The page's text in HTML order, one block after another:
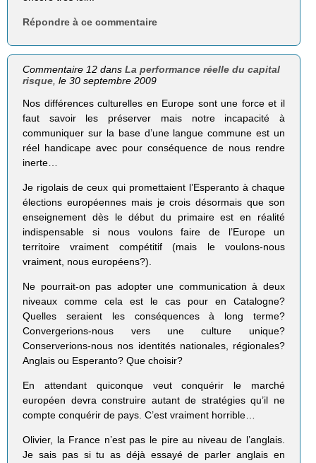
Répondre à ce commentaire
Commentaire 12 dansLa performance réelle du capital
risque , le 30 septembre 2009
Nos différences culturelles en Europe sont une force et il
faut savoir les préserver mais notre incapacité à
communiquer sur la base d’une langue commune est un
réel handicape avec pour conséquence de nous rendre
inerte…
Je rigolais de ceux qui promettaient l’Esperanto à chaque
élections européennes mais je crois désormais que son
enseignement dès le début du primaire est en réalité
indispensable si nous voulons faire de l’Europe un
territoire vraiment compétitif (mais le voulons-nous
vraiment, nous européens?).
Ne pourrait-on pas adopter une communication à deux
niveaux comme cela est le cas pour en Catalogne?
Quelles seraient les conséquences à long terme?
Convergerions-nous vers une culture unique?
Conserverions-nous nos identités nationales, régionales?
Anglais ou Esperanto? Que choisir?
En attendant quiconque veut conquérir le marché
européen devra construire autant de stratégies qu’il ne
compte conquérir de pays. C’est vraiment horrible…
Olivier, la France n’est pas le pire au niveau de l’anglais.
Je sais pas si tu as déjà essayé de parler anglais en